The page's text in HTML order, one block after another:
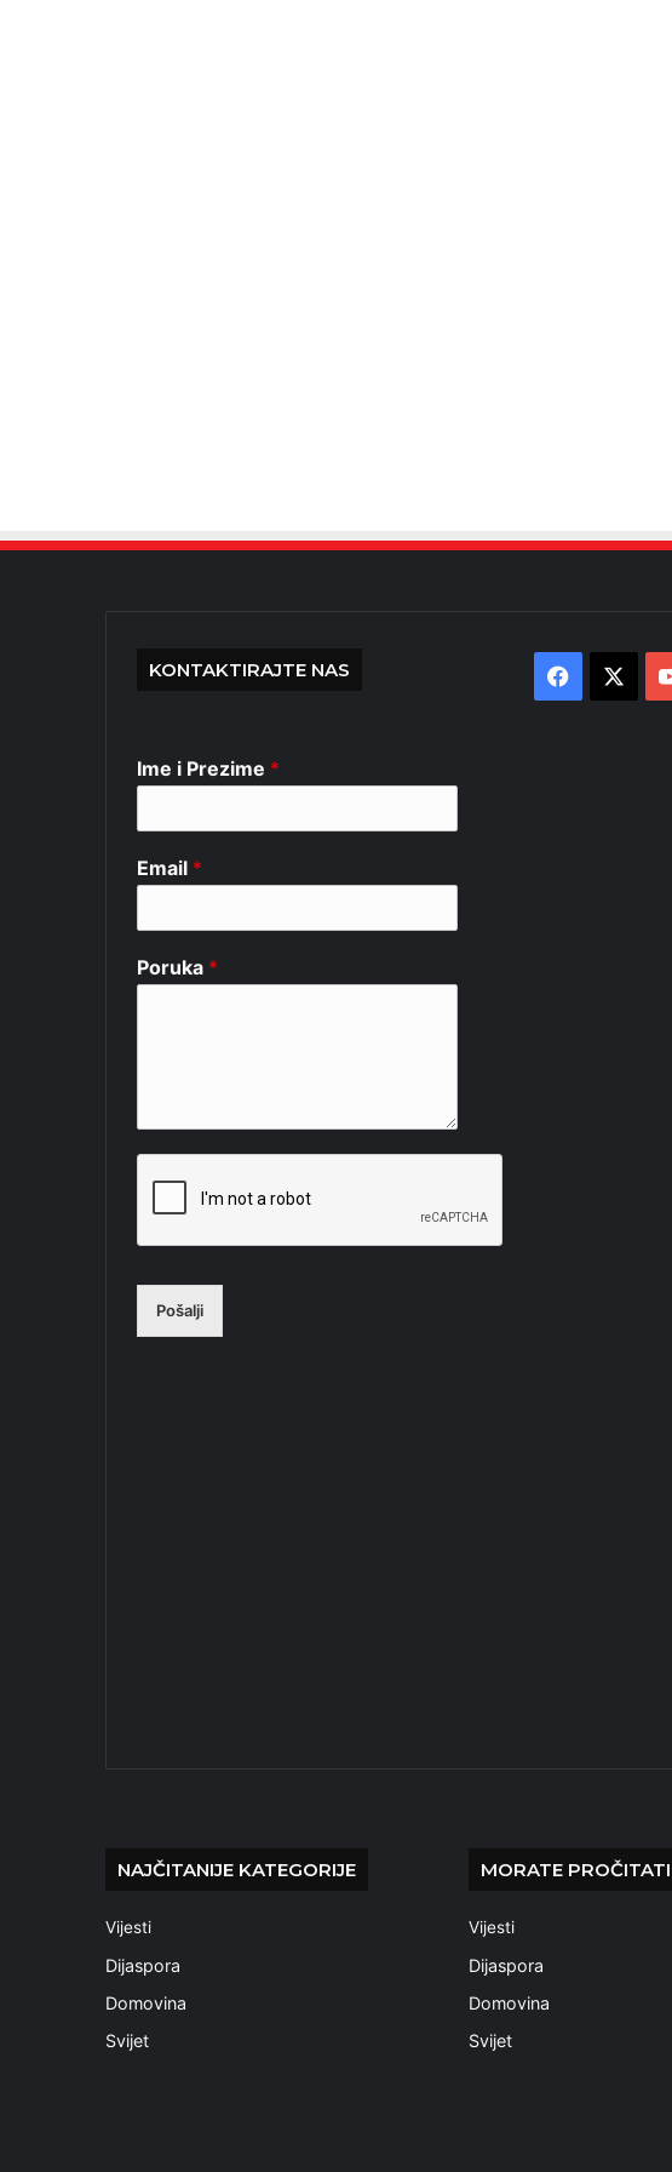
KONTAKTIRAJTE NAS
Ime i Prezime *
Email *
Poruka *
Pošalji
Facebook
NAJČITANIJE KATEGORIJE
Vijesti
Dijaspora
Domovina
Svijet
MORATE PROČITATI
Vijesti
Dijaspora
Domovina
Svijet